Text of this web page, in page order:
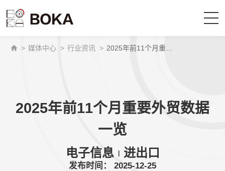
首页
我们是谁
> 媒体中心 > 行业资讯 >
2025年前11个月重要外贸数据
一览
电子信息 | 进出口
发布时间： 2025-12-25